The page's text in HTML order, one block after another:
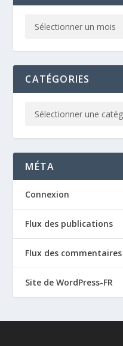
CATÉGORIES
MÉTA
Connexion
Flux des publications
Flux des commentaires
Site de WordPress-FR